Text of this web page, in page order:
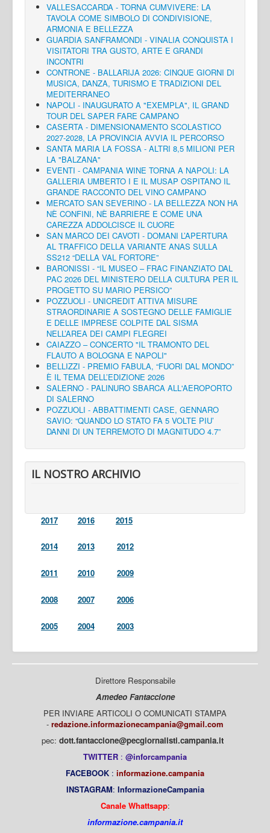
VALLESACCARDA - TORNA CUMVIVERE: LA
TAVOLA COME SIMBOLO DI CONDIVISIONE,
ARMONIA E BELLEZZA
GUARDIA SANFRAMONDI - VINALIA CONQUISTA I
VISITATORI TRA GUSTO, ARTE E GRANDI
INCONTRI
CONTRONE - BALLARIJA 2026: CINQUE GIORNI DI
MUSICA, DANZA, TURISMO E TRADIZIONI DEL
MEDITERRANEO
NAPOLI - INAUGURATO A "EXEMPLA", IL GRAND
TOUR DEL SAPER FARE CAMPANO
CASERTA - DIMENSIONAMENTO SCOLASTICO
2027-2028, LA PROVINCIA AVVIA IL PERCORSO
SANTA MARIA LA FOSSA - ALTRI 8,5 MILIONI PER
LA "BALZANA"
EVENTI - CAMPANIA WINE TORNA A NAPOLI: LA
GALLERIA UMBERTO I E IL MUSAP OSPITANO IL
GRANDE RACCONTO DEL VINO CAMPANO
MERCATO SAN SEVERINO - LA BELLEZZA NON HA
NÈ CONFINI, NÈ BARRIERE E COME UNA
CAREZZA ADDOLCISCE IL CUORE
SAN MARCO DEI CAVOTI - DOMANI L’APERTURA
AL TRAFFICO DELLA VARIANTE ANAS SULLA
SS212 “DELLA VAL FORTORE”
BARONISSI - “IL MUSEO – FRAC FINANZIATO DAL
PAC 2026 DEL MINISTERO DELLA CULTURA PER IL
PROGETTO SU MARIO PERSICO”
POZZUOLI - UNICREDIT ATTIVA MISURE
STRAORDINARIE A SOSTEGNO DELLE FAMIGLIE
E DELLE IMPRESE COLPITE DAL SISMA
NELL’AREA DEI CAMPI FLEGREI
CAIAZZO – CONCERTO "IL TRAMONTO DEL
FLAUTO A BOLOGNA E NAPOLI"
BELLIZZI - PREMIO FABULA, “FUORI DAL MONDO”
È IL TEMA DELL’EDIZIONE 2026
SALERNO - PALINURO SBARCA ALL'AEROPORTO
DI SALERNO
POZZUOLI - ABBATTIMENTI CASE, GENNARO
SAVIO: “QUANDO LO STATO FA 5 VOLTE PIU’
DANNI DI UN TERREMOTO DI MAGNITUDO 4.7”
IL NOSTRO ARCHIVIO
2017 2016 2015
2014 2013 2012
2011 2010 2009
2008 2007 2006
2005 2004 2003
Direttore Responsabile
Amedeo Fantaccione
PER INVIARE ARTICOLI O COMUNICATI STAMPA
- redazione.informazionecampania@gmail.com
pec: dott.fantaccione@pecgiornalisti.campania.it
TWITTER : @inforcampania
FACEBOOK : informazione.campania
INSTAGRAM: InformazioneCampania
Canale Whattsapp:
informazione.campania.it